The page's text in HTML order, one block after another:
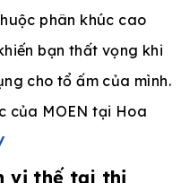
phân khúc cao
bạn thất vọng khi
cho tổ ấm của mình.
của MOEN tại Hoa
vị thế tại thị